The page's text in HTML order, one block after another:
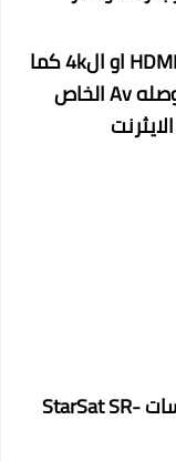
يوجد بالجهاز مكان توصيل كابل HDMI او ال4k كما
يحتوى مكان كابل الايثرنت ومكان وصله Av الخاص
فيما يلى مواصفات أخرى جهاز ستار سات StarSat SR-